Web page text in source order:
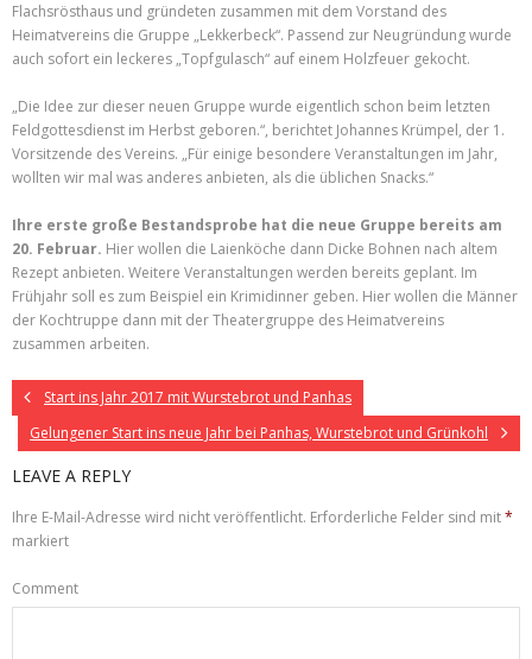
Flachsrösthaus und gründeten zusammen mit dem Vorstand des
Heimatvereins die Gruppe „Lekkerbeck“. Passend zur Neugründung wurde
auch sofort ein leckeres „Topfgulasch“ auf einem Holzfeuer gekocht.
„Die Idee zur dieser neuen Gruppe wurde eigentlich schon beim letzten
Feldgottesdienst im Herbst geboren.“, berichtet Johannes Krümpel, der 1.
Vorsitzende des Vereins. „Für einige besondere Veranstaltungen im Jahr,
wollten wir mal was anderes anbieten, als die üblichen Snacks.“
Ihre erste große Bestandsprobe hat die neue Gruppe bereits am
20. Februar. Hier wollen die Laienköche dann Dicke Bohnen nach altem
Rezept anbieten. Weitere Veranstaltungen werden bereits geplant. Im
Frühjahr soll es zum Beispiel ein Krimidinner geben. Hier wollen die Männer
der Kochtruppe dann mit der Theatergruppe des Heimatvereins
zusammen arbeiten.
Start ins Jahr 2017 mit Wurstebrot und Panhas
Gelungener Start ins neue Jahr bei Panhas, Wurstebrot und Grünkohl
LEAVE A REPLY
Ihre E-Mail-Adresse wird nicht veröffentlicht. Erforderliche Felder sind mit*
markiert
Comment